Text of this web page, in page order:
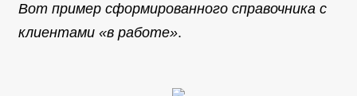
Вот пример сформированного справочника с
клиентами «в работе».